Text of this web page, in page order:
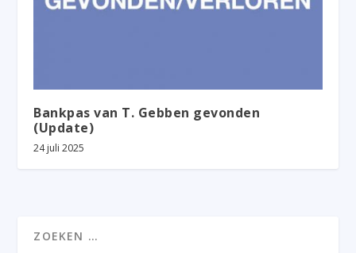
Bankpas van T. Gebben gevonden
(Update)
24 juli 2025